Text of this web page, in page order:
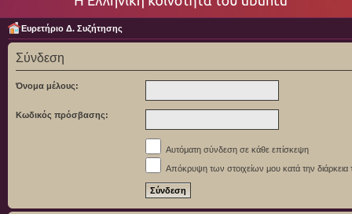
Ευρετήριο Δ. Συζήτησης
Σύνδεση
Όνομα μέλους:
Κωδικός πρόσβασης:
Αυτόματη σύνδεση σε κάθε επίσκεψη
Απόκρυψη των στοιχείων μου κατά την διάρκεια